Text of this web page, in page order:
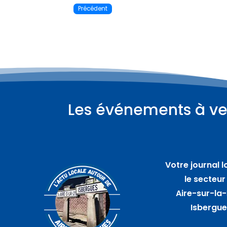
Précédent
Les événements à
Marché artisanal
nocturne – GUARBECQUE
Votre journal
le
Aire-sur-